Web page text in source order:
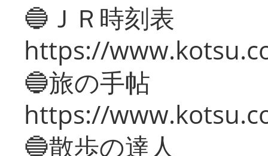
🔵ＪＲ時刻表
https://
🔵旅の手帖
https://
🔵散歩の達人